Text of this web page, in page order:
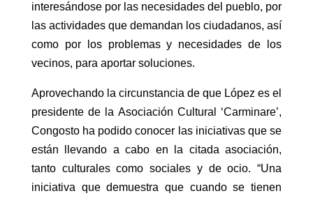
interesándose por las necesidades del pueblo, por
las actividades que demandan los ciudadanos, así
como por los problemas y necesidades de los
vecinos, para aportar soluciones.
Aprovechando la circunstancia de que López es el
presidente de la Asociación Cultural ‘Carminare’,
Congosto ha podido conocer las iniciativas que se
están llevando a cabo en la citada asociación,
tanto culturales como sociales y de ocio. “Una
iniciativa que demuestra que cuando se tienen